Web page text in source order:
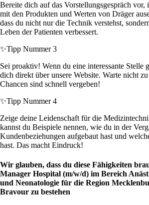
Bereite dich auf das Vorstellungsgespräch
mit den Produkten und Werten von Dräger
dass du nicht nur die Technik verstehst,
Leben der Patienten verbessert.
✨Tipp Nummer 3
Sei proaktiv! Wenn du eine interessante Stelle
dich direkt über unsere Website. Warte nicht
Chancen sind schnell vergeben!
✨Tipp Nummer 4
Zeige deine Leidenschaft für die
kannst du Beispiele nennen, wie du in der
Kundenbeziehungen aufgebaut hast und
hast. Das macht Eindruck!
Wir glauben, dass du diese Fähigkeiten
Manager Hospital (m/w/d) im Bereich
und Neonatologie für die Region
Bravour zu bestehen